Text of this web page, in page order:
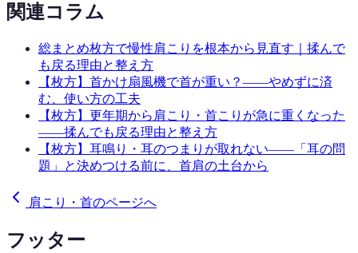
関連コラム
総まとめ枚方で慢性肩こりを根本から見直す｜揉んで
も戻る理由と整え方
【枚方】首かけ扇風機で首が重い？——やめずに済
む、使い方の工夫
【枚方】更年期から肩こり・首こりが急に重くなった
——揉んでも戻る理由と整え方
【枚方】耳鳴り・耳のつまりが取れない——「耳の問
題」と決めつける前に、首肩の土台から
肩こり・首のページへ
フッター